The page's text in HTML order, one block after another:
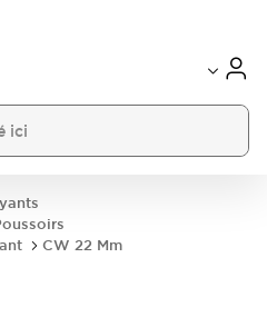
CW 22 Mm